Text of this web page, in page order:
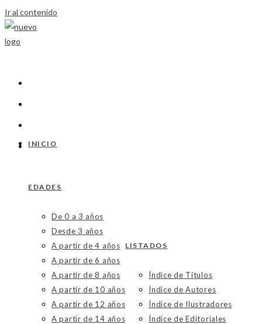
Ir al contenido
INICIO
EDADES
De 0 a 3 años
Desde 3 años
A partir de 4 años
A partir de 6 años
A partir de 8 años
A partir de 10 años
A partir de 12 años
A partir de 14 años
LISTADOS
Índice de Títulos
Índice de Autores
Índice de Ilustradores
Índice de Editoriales